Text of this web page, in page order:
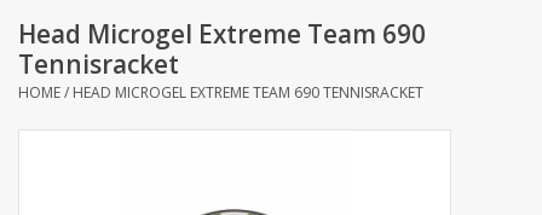
Badminton
Head Microgel Extreme Team 690
Tennisracket
HOME/ HEAD MICROGEL EXTREME TEAM 690 TENNISRACKET